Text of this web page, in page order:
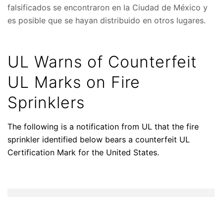
falsificados se encontraron en la Ciudad de México y
es posible que se hayan distribuido en otros lugares.
UL Warns of Counterfeit
UL Marks on Fire
Sprinklers
The following is a notification from UL that the fire
sprinkler identified below bears a counterfeit UL
Certification Mark for the United States.